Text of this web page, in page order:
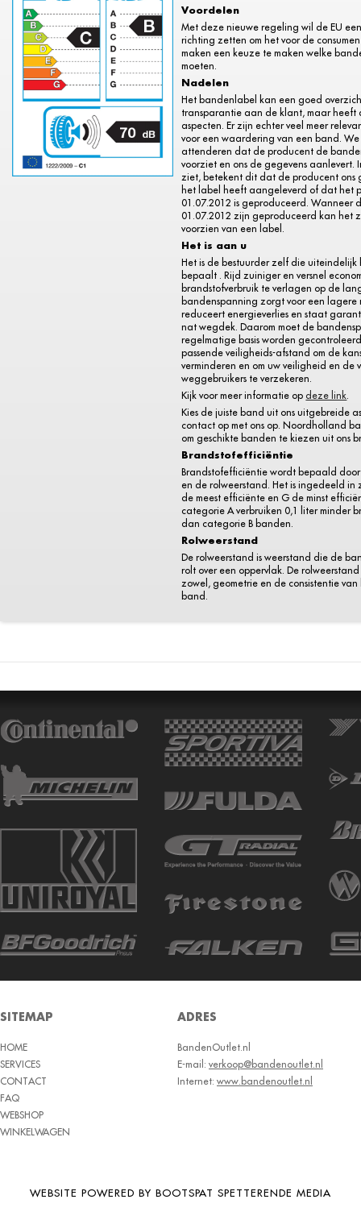
Voordelen
Met deze nieuwe regeling wil de EU
richting zetten om het voor de
maken een keuze te maken welke
moeten.
Nadelen
Het bandenlabel kan een goed
transparantie aan de klant, maar heeft
aspecten. Er zijn echter veel meer
voor een waardering van een band.
attenderen dat de producent de
voorziet en ons de gegevens aanlevert.
ziet, betekent dit dat de producent ons
het label heeft aangeleverd of dat het
01.07.2012 is geproduceerd. Wanneer
01.07.2012 zijn geproduceerd kan het
voorzien van een label.
Het is aan u
Het is de bestuurder zelf die uiteindelijk
bepaalt . Rijd zuiniger en versnel
brandstofverbruik te verlagen op de
bandenspanning zorgt voor een lagere
reduceert energieverlies en staat
nat wegdek. Daarom moet de
regelmatige basis worden
passende veiligheids-afstand om de
verminderen en om uw veiligheid en de
weggebruikers te verzekeren.
Kijk voor meer informatie op deze link
Kies de juiste band uit ons uitgebreide
contact op met ons op. Noordholland
om geschikte banden te kiezen uit ons
Brandstofefficiëntie
Brandstofefficiëntie wordt bepaald
en de rolweerstand. Het is ingedeeld in
de meest efficiënte en G de minst
categorie A verbruiken 0,1 liter minder
dan categorie B banden.
Rolweerstand
De rolweerstand is weerstand die de
rolt over een oppervlak. De
zowel, geometrie en de consistentie
band.
SITEMAP
HOME
SERVICES
CONTACT
FAQ
WEBSHOP
WINKELWAGEN
ADRES
BandenOutlet.nl
E-mail: verkoop@bandenoutlet.nl
Internet: www.bandenoutlet.nl
WEBSITE POWERED BY BOOTSPAT SPETTERENDE MEDIA